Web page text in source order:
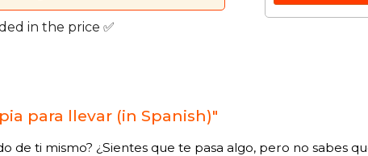
in the price ✅
para llevar (in Spanish)"
de ti mismo? ¿Sientes que te pasa algo, pero no sabes